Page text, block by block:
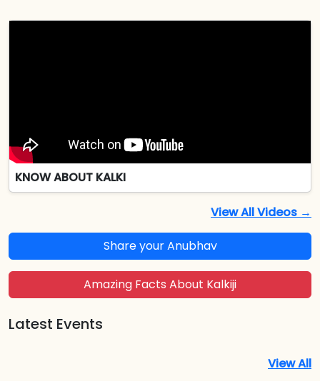
KNOW ABOUT KALKI
View All Videos →
Share your Anubhav
Amazing Facts About Kalkiji
Latest Events
View All